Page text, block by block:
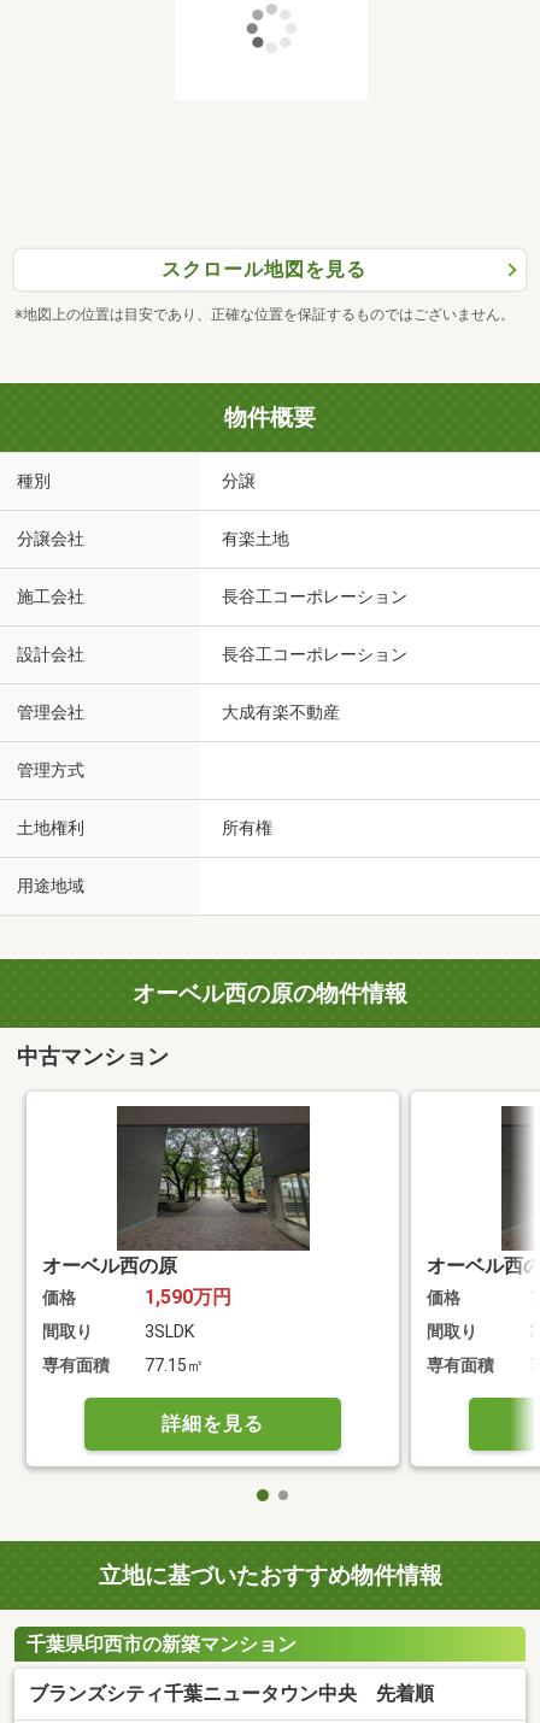
スクロール地図を見る
※地図上の位置は目安であり、正確な位置を保証するものではございません。
物件概要
種別 分譲
分譲会社 有楽土地
施工会社 長谷工コーポレーション
設計会社 長谷工コーポレーション
管理会社 大成有楽不動産
管理方式
土地権利 所有権
用途地域
オーベル西の原の物件情報
中古マンション
オーベル西の原
価格 1,590万円
間取り
3SLDK
専有面積
77.15㎡
詳細を見る
オーベル西
価格
間取り
専有面積
立地に基づいたおすすめ物件情報
千葉県印西市の新築マンション
ブランズシティ千葉ニュータウン中央 先着順